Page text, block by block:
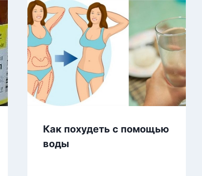
Как похудеть с помощью
воды